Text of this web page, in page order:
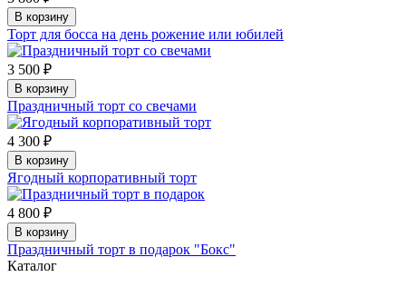
В корзину
Торт для босса на день рожение или юбилей
3 500 ₽
В корзину
Праздничный торт со свечами
4 300 ₽
В корзину
Ягодный корпоративный торт
4 800 ₽
В корзину
Праздничный торт в подарок "Бокс"
Каталог